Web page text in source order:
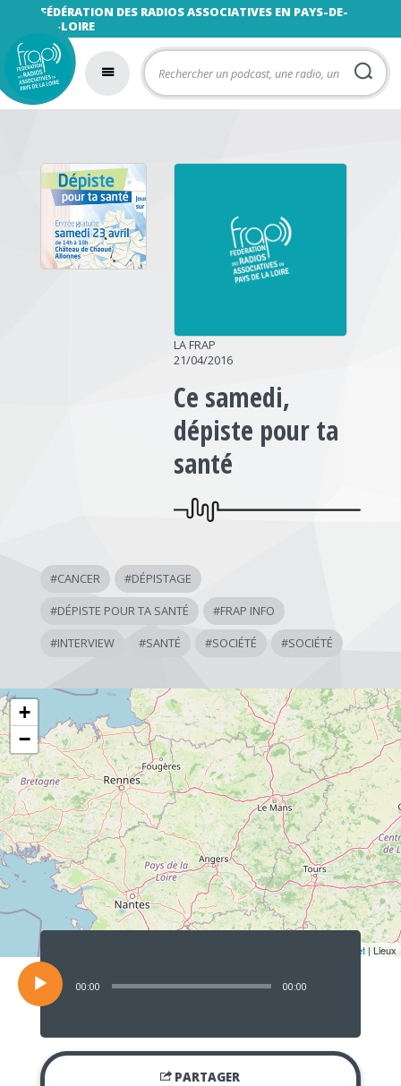
FÉDÉRATION DES RADIOS ASSOCIATIVES EN PAYS-DE-
LA-LOIRE
LA FRAP
21/04/2016
Ce samedi,
dépiste pour ta
santé
#CANCER #DÉPISTAGE
#DÉPISTE POUR TA SANTÉ #FRAP INFO
#INTERVIEW #SANTÉ #SOCIÉTÉ #SOCIÉTÉ
+
−
Leaflet | Lieux
Lecteur
audio
00:00 00:00
PARTAGER